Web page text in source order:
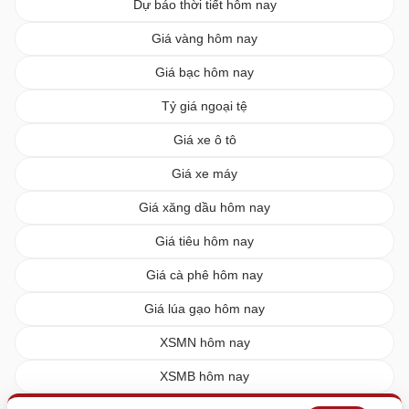
Dự báo thời tiết hôm nay
Giá vàng hôm nay
Giá bạc hôm nay
Tỷ giá ngoại tệ
Giá xe ô tô
Giá xe máy
Giá xăng dầu hôm nay
Giá tiêu hôm nay
Giá cà phê hôm nay
Giá lúa gạo hôm nay
XSMN hôm nay
XSMB hôm nay